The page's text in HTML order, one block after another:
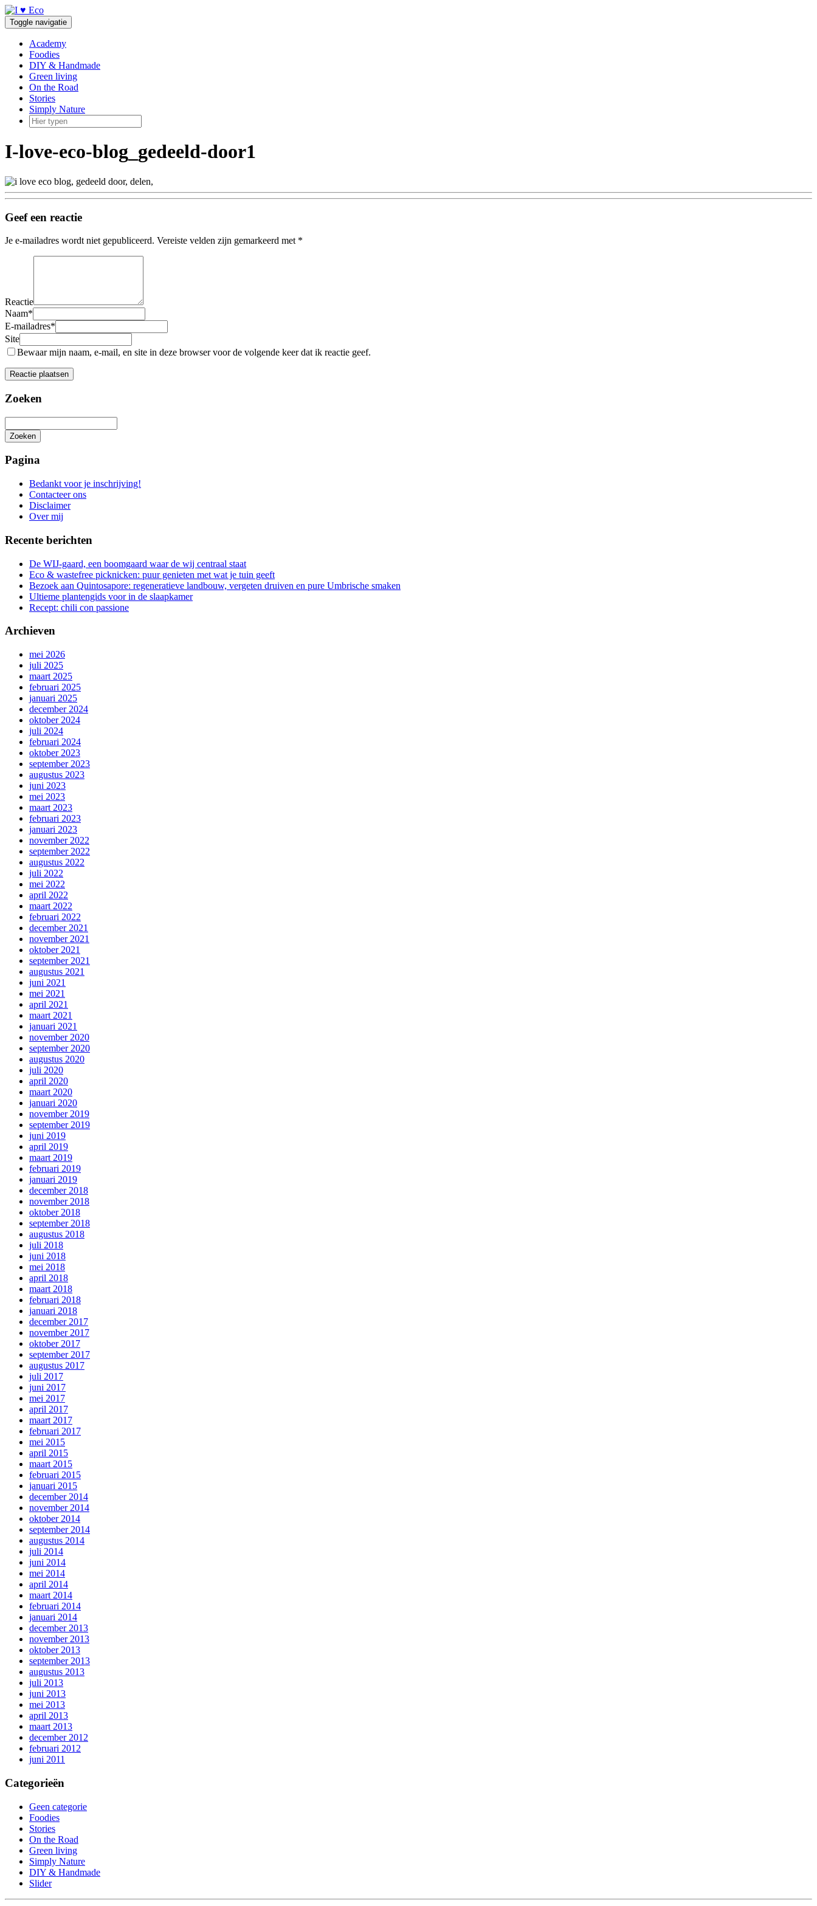
Doorgaan
naar
inhoud
Toggle navigatie
Academy
Foodies
DIY & Handmade
Green living
On the Road
Stories
Simply Nature
I-love-eco-blog_gedeeld-door1
Geef een reactie
Je e-mailadres wordt niet gepubliceerd. Vereiste velden zijn gemarkeerd met *
Reactie
Naam*
E-mailadres*
Site
Bewaar mijn naam, e-mail, en site in deze browser voor de volgende keer dat ik reactie geef.
Zoeken
Zoeken
zoeken
Pagina
Bedankt voor je inschrijving!
Contacteer ons
Disclaimer
Over mij
Recente berichten
De WIJ-gaard, een boomgaard waar de wij centraal staat
Eco & wastefree picknicken: puur genieten met wat je tuin geeft
Bezoek aan Quintosapore: regeneratieve landbouw, vergeten druiven en pure Umbrische smaken
Ultieme plantengids voor in de slaapkamer
Recept: chili con passione
Archieven
mei 2026
juli 2025
maart 2025
februari 2025
januari 2025
december 2024
oktober 2024
juli 2024
februari 2024
oktober 2023
september 2023
augustus 2023
juni 2023
mei 2023
maart 2023
februari 2023
januari 2023
november 2022
september 2022
augustus 2022
juli 2022
mei 2022
april 2022
maart 2022
februari 2022
december 2021
november 2021
oktober 2021
september 2021
augustus 2021
juni 2021
mei 2021
april 2021
maart 2021
januari 2021
november 2020
september 2020
augustus 2020
juli 2020
april 2020
maart 2020
januari 2020
november 2019
september 2019
juni 2019
april 2019
maart 2019
februari 2019
januari 2019
december 2018
november 2018
oktober 2018
september 2018
augustus 2018
juli 2018
juni 2018
mei 2018
april 2018
maart 2018
februari 2018
januari 2018
december 2017
november 2017
oktober 2017
september 2017
augustus 2017
juli 2017
juni 2017
mei 2017
april 2017
maart 2017
februari 2017
mei 2015
april 2015
maart 2015
februari 2015
januari 2015
december 2014
november 2014
oktober 2014
september 2014
augustus 2014
juli 2014
juni 2014
mei 2014
april 2014
maart 2014
februari 2014
januari 2014
december 2013
november 2013
oktober 2013
september 2013
augustus 2013
juli 2013
juni 2013
mei 2013
april 2013
maart 2013
december 2012
februari 2012
juni 2011
Categorieën
Geen categorie
Foodies
Stories
On the Road
Green living
Simply Nature
DIY & Handmade
Slider